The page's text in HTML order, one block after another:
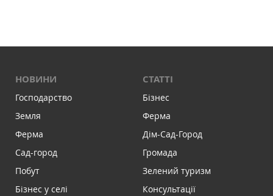
НОВИНИ
Господарство
Земля
Ферма
Сад-город
Побут
Бізнес у селі
СТАТТІ
Бізнес
Ферма
Дім-Сад-Город
Громада
Зелений туризм
Консультації